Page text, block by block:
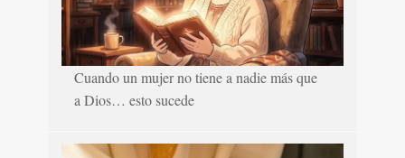
Cuando un mujer no tiene a nadie más que
a Dios… esto sucede